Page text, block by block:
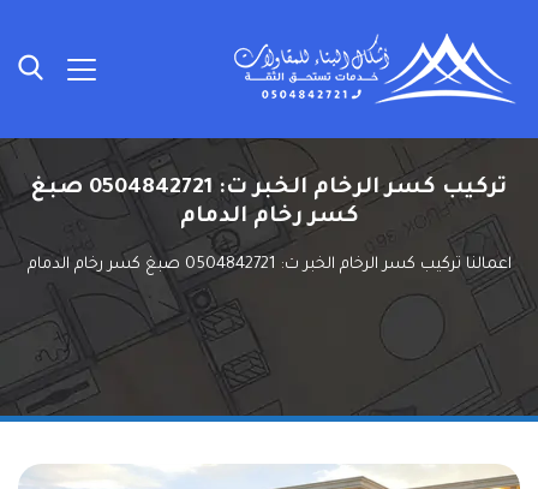
تركيب كسر الرخام الخبر ت: 0504842721 صبغ
كسر رخام الدمام
اعمالنا تركيب كسر الرخام الخبر ت: 0504842721 صبغ كسر رخام الدمام